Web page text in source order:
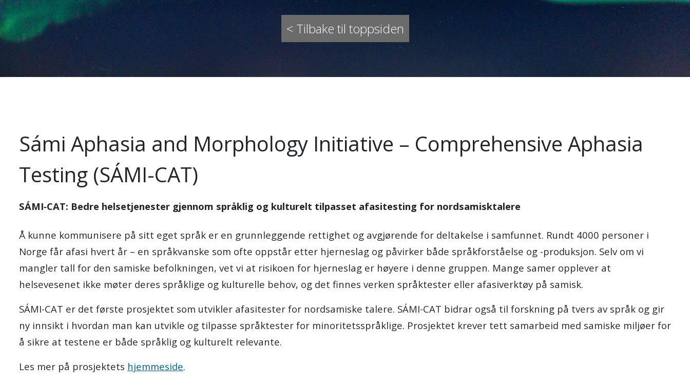
< Tilbake til toppsiden
Sámi Aphasia and Morphology Initiative – Comprehensive Aphasia
Testing (SÁMI-CAT)
SÁMI‑CAT: Bedre helsetjenester gjennom språklig og kulturelt tilpasset afasitesting for nordsamisktalere
Å kunne kommunisere på sitt eget språk er en grunnleggende rettighet og avgjørende for deltakelse i samfunnet. Rundt 4000 personer i
Norge får afasi hvert år – en språkvanske som ofte oppstår etter hjerneslag og påvirker både språkforståelse og -produksjon. Selv om vi
mangler tall for den samiske befolkningen, vet vi at risikoen for hjerneslag er høyere i denne gruppen. Mange samer opplever at
helsevesenet ikke møter deres språklige og kulturelle behov, og det finnes verken språktester eller afasiverktøy på samisk.
SÁMI-CAT er det første prosjektet som utvikler afasitester for nordsamiske talere. SÁMI-CAT bidrar også til forskning på tvers av språk og gir
ny innsikt i hvordan man kan utvikle og tilpasse språktester for minoritetsspråklige. Prosjektet krever tett samarbeid med samiske miljøer for
å sikre at testene er både språklig og kulturelt relevante.
Les mer på prosjektets hjemmeside.